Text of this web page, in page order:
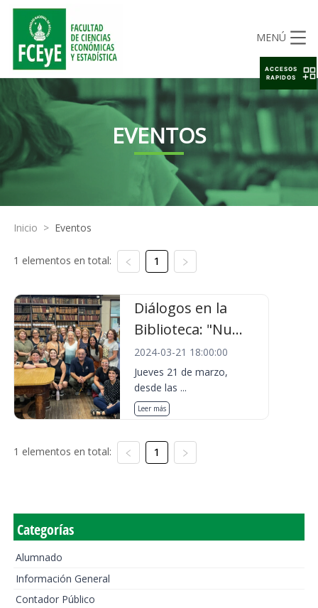
MENÚ
EVENTOS
Inicio > Eventos
1 elementos en total: 1
Diálogos en la
Biblioteca: "Nu...
2024-03-21 18:00:00
Jueves 21 de marzo,
desde las ...
Leer más
1 elementos en total: 1
Categorías
Alumnado
Información General
Contador Público
ACCESOS
RAPIDOS